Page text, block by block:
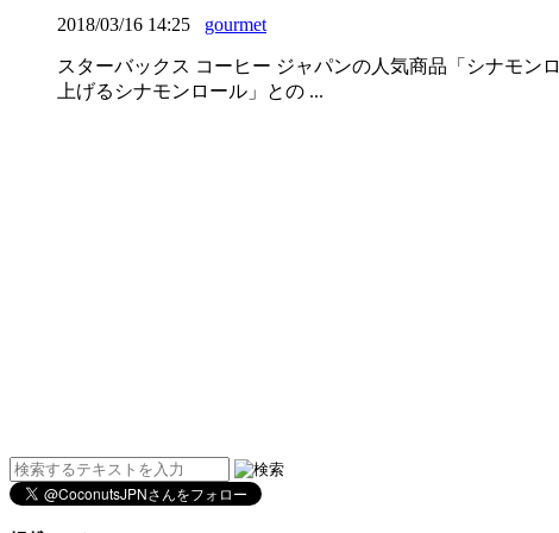
2018/03/16 14:25 gourmet
スターバックス コーヒー ジャパンの人気商品「シナモ
上げるシナモンロール」との ...